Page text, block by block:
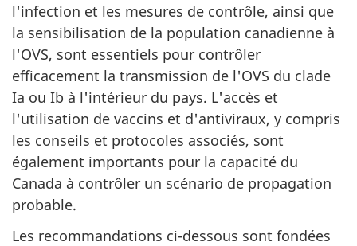
l'infection et les mesures de contrôle, ainsi que
la sensibilisation de la population canadienne à
l'OVS, sont essentiels pour contrôler
efficacement la transmission de l'OVS du clade
Ia ou Ib à l'intérieur du pays. L'accès et
l'utilisation de vaccins et d'antiviraux, y compris
les conseils et protocoles associés, sont
également importants pour la capacité du
Canada à contrôler un scénario de propagation
probable.
Les recommandations ci-dessous sont fondées